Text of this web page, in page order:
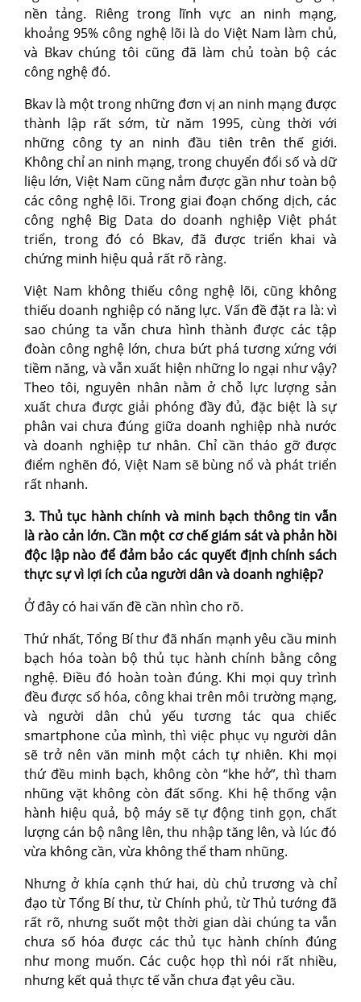
nền tảng. Riêng trong lĩnh vực an ninh mạng,
khoảng 95% công nghệ lõi là do Việt Nam làm chủ,
và Bkav chúng tôi cũng đã làm chủ toàn bộ các
công nghệ đó.
Bkav là một trong những đơn vị an ninh mạng được
thành lập rất sớm, từ năm 1995, cùng thời với
những công ty an ninh đầu tiên trên thế giới.
Không chỉ an ninh mạng, trong chuyển đổi số và dữ
liệu lớn, Việt Nam cũng nắm được gần như toàn bộ
các công nghệ lõi. Trong giai đoạn chống dịch, các
công nghệ Big Data do doanh nghiệp Việt phát
triển, trong đó có Bkav, đã được triển khai và
chứng minh hiệu quả rất rõ ràng.
Việt Nam không thiếu công nghệ lõi, cũng không
thiếu doanh nghiệp có năng lực. Vấn đề đặt ra là: vì
sao chúng ta vẫn chưa hình thành được các tập
đoàn công nghệ lớn, chưa bứt phá tương xứng với
tiềm năng, và vẫn xuất hiện những lo ngại như vậy?
Theo tôi, nguyên nhân nằm ở chỗ lực lượng sản
xuất chưa được giải phóng đầy đủ, đặc biệt là sự
phân vai chưa đúng giữa doanh nghiệp nhà nước
và doanh nghiệp tư nhân. Chỉ cần tháo gỡ được
điểm nghẽn đó, Việt Nam sẽ bùng nổ và phát triển
rất nhanh.
3. Thủ tục hành chính và minh bạch thông tin vẫn
là rào cản lớn. Cần một cơ chế giám sát và phản hồi
độc lập nào để đảm bảo các quyết định chính sách
thực sự vì lợi ích của người dân và doanh nghiệp?
Ở đây có hai vấn đề cần nhìn cho rõ.
Thứ nhất, Tổng Bí thư đã nhấn mạnh yêu cầu minh
bạch hóa toàn bộ thủ tục hành chính bằng công
nghệ. Điều đó hoàn toàn đúng. Khi mọi quy trình
đều được số hóa, công khai trên môi trường mạng,
và người dân chủ yếu tương tác qua chiếc
smartphone của mình, thì việc phục vụ người dân
sẽ trở nên văn minh một cách tự nhiên. Khi mọi
thứ đều minh bạch, không còn “khe hở”, thì tham
nhũng vặt không còn đất sống. Khi hệ thống vận
hành hiệu quả, bộ máy sẽ tự động tinh gọn, chất
lượng cán bộ nâng lên, thu nhập tăng lên, và lúc đó
vừa không cần, vừa không thể tham nhũng.
Nhưng ở khía cạnh thứ hai, dù chủ trương và chỉ
đạo từ Tổng Bí thư, từ Chính phủ, từ Thủ tướng đã
rất rõ, nhưng suốt một thời gian dài chúng ta vẫn
chưa số hóa được các thủ tục hành chính đúng
như mong muốn. Các cuộc họp thì nói rất nhiều,
nhưng kết quả thực tế vẫn chưa đạt yêu cầu.